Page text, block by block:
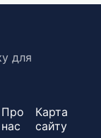
для
Про
нас
Карта
сайту